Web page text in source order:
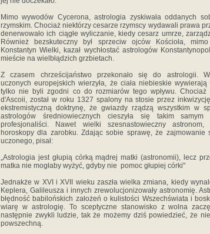
Mimo wywodów Cycerona, astrologia zyskiwała oddanych
rzymskim. Chociaż niektórzy cesarze rzymscy wydawali prawa
denerwowało ich ciągłe wyliczanie, kiedy cesarz umrze,
Również bezskuteczny był sprzeciw ojców Kościoła,
Konstantyn Wielki, kazał wychłostać astrologów
mieście na wielbłądzich grzbietach.
Z czasem chrześcijaństwo przekonało się do astrologii.
uczonych europejskich wierzyła, że ciała niebieskie
tylko nie byli zgodni co do rozmiarów tego wpływu.
d'Ascoii, został w roku 1327 spalony na stosie przez
ekstremistyczną doktrynę, że gwiazdy rządzą wszystkim w
astrologów średniowiecznych cieszyła się takim
profesjonaliści. Nawet wielki szesnastowieczny astronom,
horoskopy dla zarobku. Zdając sobie sprawę, że zajmowanie
uczonego, pisał:
„Astrologia jest głupią córką mądrej matki (astronomii), lecz
matka nie mogłaby wyżyć, gdyby nie pomoc głupiej córki"
Jednakże w XVI i XVII wieku zaszła wielka zmiana, kiedy
Keplera, Galileusza i innych zrewolucjonizowały astronomię.
błędność babilońskich założeń o kulistości Wszechświata i
wiarę w astrologię. To sceptyczne stanowisko z wolna
następnie zwykli ludzie, tak że możemy dziś powiedzieć, że
powszechną.